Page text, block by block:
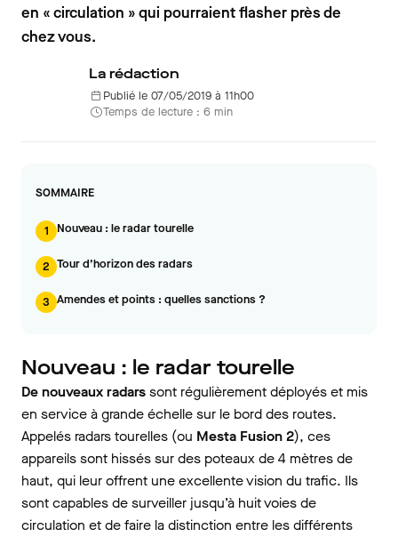
en « circulation » qui pourraient flasher près de
chez vous.
La rédaction
Publié le 07/05/2019 à 11h00
Temps de lecture : 6 min
SOMMAIRE
1 Nouveau : le radar tourelle
2 Tour d’horizon des radars
3 Amendes et points : quelles sanctions ?
Nouveau : le radar tourelle
De nouveaux radarssont régulièrement déployés et mis
en service à grande échelle sur le bord des routes.
Appelés radars tourelles (ou Mesta Fusion 2), ces
appareils sont hissés sur des poteaux de 4 mètres de
haut, qui leur offrent une excellente vision du trafic. Ils
sont capables de surveiller jusqu’à huit voies de
circulation et de faire la distinction entre les différents